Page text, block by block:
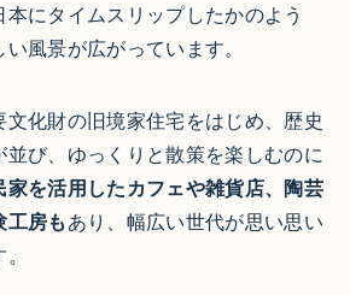
にタイムスリップしたかのよう
風景が広がっています。
化財の旧境家住宅をはじめ、歴史
並び、ゆっくりと散策を楽しむのに
家を活用したカフェや雑貨店、陶芸
工房もあり、幅広い世代が思い思い